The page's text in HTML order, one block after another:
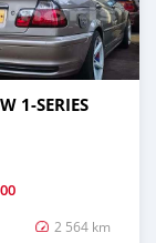
1-SERIES
2 564 km